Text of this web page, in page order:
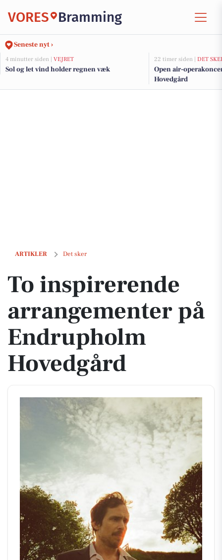
VORES Bramming
Seneste nyt ›
4 minutter siden | VEJRET
Sol og let vind holder regnen væk
22 timer siden | DET
Open air-
Hovedgård
ARTIKLER Det sker
To inspirerende arrangementer på Endrupholm Hovedgård
To inspirerende
arrangementer på
Endrupholm
Hovedgård